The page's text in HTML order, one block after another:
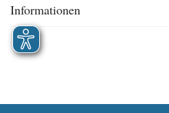
Informationen